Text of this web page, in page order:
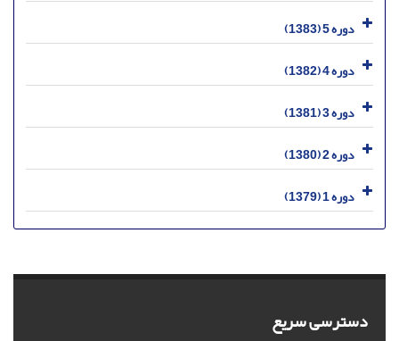
دوره 5 (1383)
دوره 4 (1382)
دوره 3 (1381)
دوره 2 (1380)
دوره 1 (1379)
دسترسی سریع